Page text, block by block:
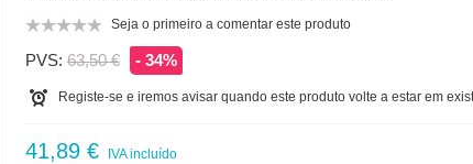
Seja o primeiro a comentar este produto
PVS: 63,50 € - 34%
Registe-se e iremos avisar quando este produto volte a estar em
41,89 € IVA incluído